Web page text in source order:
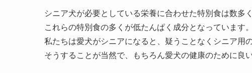
シニア犬が必要としている栄養に合わせた特別食は数多
これらの特別食の多くが低たんぱく成分となっています。
私たちは愛犬がシニアになると、疑うことなくシニア用
そうすることが当然で、もちろん愛犬の健康のために良